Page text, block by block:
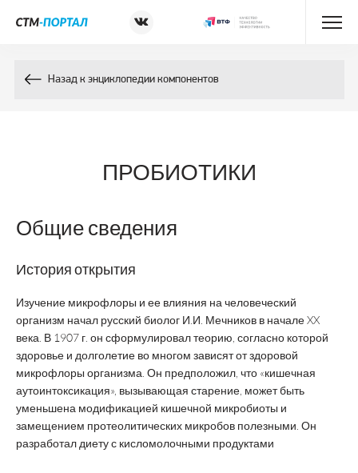
Назад к энциклопедии компонентов
ПРОБИОТИКИ
Общие сведения
История открытия
Изучение микрофлоры и ее влияния на человеческий
организм начал русский биолог И.И. Мечников в начале XX
века. В 1907 г. он сформулировал теорию, согласно которой
здоровье и долголетие во многом зависят от здоровой
микрофлоры организма. Он предположил, что «кишечная
аутоинтоксикация», вызывающая старение, может быть
уменьшена модификацией кишечной микробиоты и
замещением протеолитических микробов полезными. Он
разработал диету с кисломолочными продуктами